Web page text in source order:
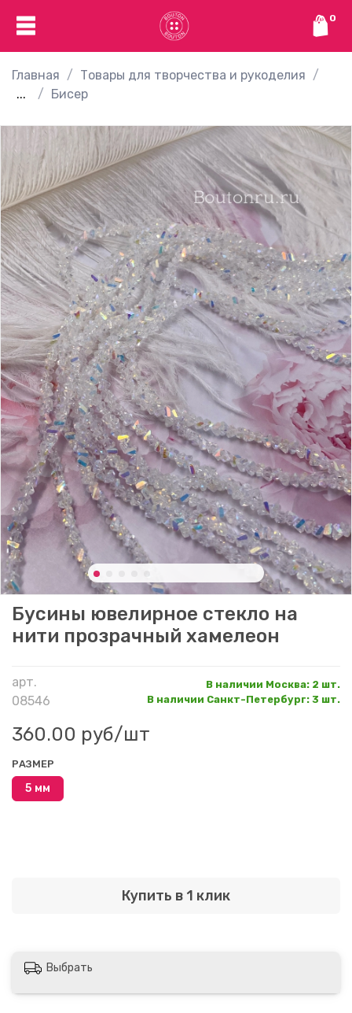
0
Главная
Товары для творчества и рукоделия
...
Бисер
арт.
08546
В наличии Москва: 2 шт.
В наличии Санкт-Петербург: 3 шт.
Бусины ювелирное стекло на
нити прозрачный хамелеон
360.00 руб/шт
Купить в 1 клик
РАЗМЕР
5 мм
Выбрать